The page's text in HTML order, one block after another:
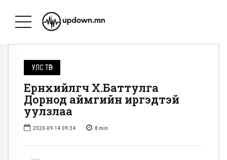
УЛС ТӨР
Ерөнхийлөгч Х.Баттулга
Дорнод аймгийн иргэдтэй
уулзлаа
2020-09-14 09:34 8 min